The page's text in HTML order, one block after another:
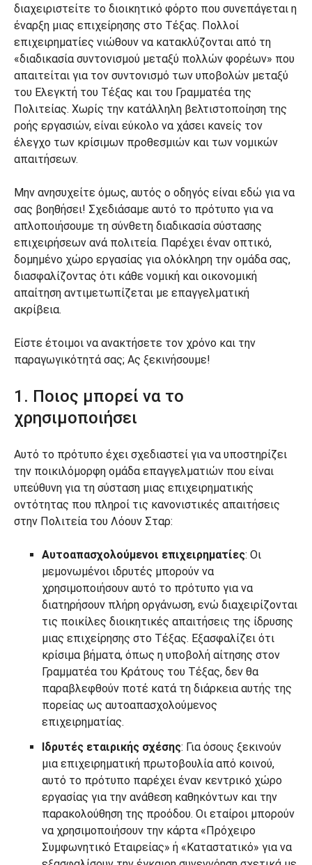
διαχειριστείτε το διοικητικό φόρτο που συνεπάγεται η
έναρξη μιας επιχείρησης στο Τέξας. Πολλοί
επιχειρηματίες νιώθουν να κατακλύζονται από τη
«διαδικασία συντονισμού μεταξύ πολλών φορέων» που
απαιτείται για τον συντονισμό των υποβολών μεταξύ
του Ελεγκτή του Τέξας και του Γραμματέα της
Πολιτείας. Χωρίς την κατάλληλη βελτιστοποίηση της
ροής εργασιών, είναι εύκολο να χάσει κανείς τον
έλεγχο των κρίσιμων προθεσμιών και των νομικών
απαιτήσεων.
Μην ανησυχείτε όμως, αυτός ο οδηγός είναι εδώ για να
σας βοηθήσει! Σχεδιάσαμε αυτό το πρότυπο για να
απλοποιήσουμε τη σύνθετη διαδικασία σύστασης
επιχειρήσεων ανά πολιτεία. Παρέχει έναν οπτικό,
δομημένο χώρο εργασίας για ολόκληρη την ομάδα σας,
διασφαλίζοντας ότι κάθε νομική και οικονομική
απαίτηση αντιμετωπίζεται με επαγγελματική
ακρίβεια.
Είστε έτοιμοι να ανακτήσετε τον χρόνο και την
παραγωγικότητά σας; Ας ξεκινήσουμε!
1. Ποιος μπορεί να το
χρησιμοποιήσει
Αυτό το πρότυπο έχει σχεδιαστεί για να υποστηρίζει
την ποικιλόμορφη ομάδα επαγγελματιών που είναι
υπεύθυνη για τη σύσταση μιας επιχειρηματικής
οντότητας που πληροί τις κανονιστικές απαιτήσεις
στην Πολιτεία του Λόουν Σταρ:
Αυτοαπασχολούμενοι επιχειρηματίες: Οι
μεμονωμένοι ιδρυτές μπορούν να
χρησιμοποιήσουν αυτό το πρότυπο για να
διατηρήσουν πλήρη οργάνωση, ενώ διαχειρίζονται
τις ποικίλες διοικητικές απαιτήσεις της ίδρυσης
μιας επιχείρησης στο Τέξας. Εξασφαλίζει ότι
κρίσιμα βήματα, όπως η υποβολή αίτησης στον
Γραμματέα του Κράτους του Τέξας, δεν θα
παραβλεφθούν ποτέ κατά τη διάρκεια αυτής της
πορείας ως αυτοαπασχολούμενος
επιχειρηματίας.
Ιδρυτές εταιρικής σχέσης: Για όσους ξεκινούν
μια επιχειρηματική πρωτοβουλία από κοινού,
αυτό το πρότυπο παρέχει έναν κεντρικό χώρο
εργασίας για την ανάθεση καθηκόντων και την
παρακολούθηση της προόδου. Οι εταίροι μπορούν
να χρησιμοποιήσουν την κάρτα «Πρόχειρο
Συμφωνητικό Εταιρείας» ή «Καταστατικό» για να